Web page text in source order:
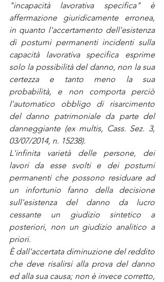
"incapacità lavorativa specifica" è
affermazione giuridicamente erronea,
in quanto l'accertamento dell'esistenza
di postumi permanenti incidenti sulla
capacità lavorativa specifica esprime
solo la possibilità del danno, non la sua
certezza e tanto meno la sua
probabilità, e non comporta perciò
l'automatico obbligo di risarcimento
del danno patrimoniale da parte del
danneggiante (ex multis, Cass. Sez. 3,
03/07/2014, n. 15238).
L'infinita varietà delle persone, dei
lavori da esse svolti e dei postumi
permanenti che possono residuare ad
un infortunio fanno della decisione
sull'esistenza del danno da lucro
cessante un giudizio sintetico a
posteriori, non un giudizio analitico a
priori.
È dall'accertata diminuzione del reddito
che deve risalirsi alla prova del danno
ed alla sua causa; non è invece corretto,